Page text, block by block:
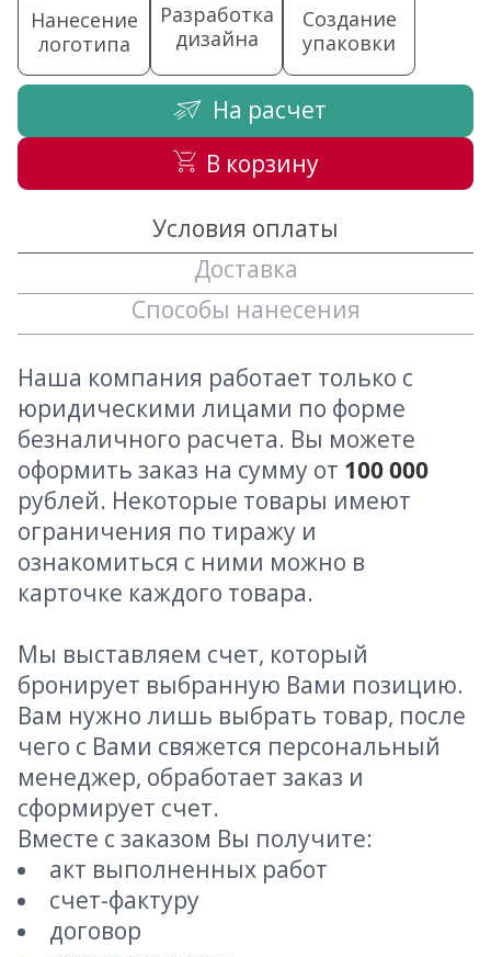
Нанесение
логотипа
Разработка
дизайна
Создание
упаковки
На расчет
В корзину
Условия оплаты
Доставка
Способы нанесения
Наша компания работает только с
юридическими лицами по форме
безналичного расчета. Вы можете
оформить заказ на сумму от 100 000
рублей. Некоторые товары имеют
ограничения по тиражу и
ознакомиться с ними можно в
карточке каждого товара.
Мы выставляем счет, который
бронирует выбранную Вами позицию.
Вам нужно лишь выбрать товар, после
чего с Вами свяжется персональный
менеджер, обработает заказ и
сформирует счет.
Вместе с заказом Вы получите:
акт выполненных работ
счет-фактуру
договор